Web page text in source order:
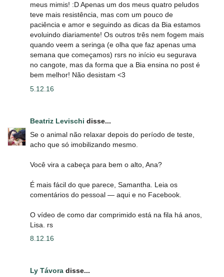
meus mimis! :D Apenas um dos meus quatro peludos
teve mais resistência, mas com um pouco de
paciência e amor e seguindo as dicas da Bia estamos
evoluindo diariamente! Os outros três nem fogem mais
quando veem a seringa (e olha que faz apenas uma
semana que começamos) rsrs no início eu segurava
no cangote, mas da forma que a Bia ensina no post é
bem melhor! Não desistam <3
5.12.16
Beatriz Levischi disse...
Se o animal não relaxar depois do período de teste,
acho que só imobilizando mesmo.
Você vira a cabeça para bem o alto, Ana?
É mais fácil do que parece, Samantha. Leia os
comentários do pessoal ― aqui e no Facebook.
O vídeo de como dar comprimido está na fila há anos,
Lisa. rs
8.12.16
Ly Távora disse...